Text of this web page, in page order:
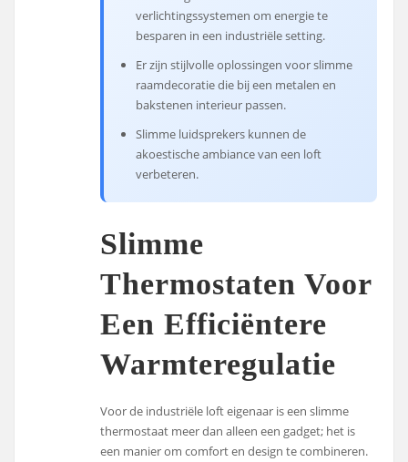
verlichtingssystemen om energie te
besparen in een industriële setting.
Er zijn stijlvolle oplossingen voor slimme
raamdecoratie die bij een metalen en
bakstenen interieur passen.
Slimme luidsprekers kunnen de
akoestische ambiance van een loft
verbeteren.
Slimme
Thermostaten Voor
Een Efficiëntere
Warmteregulatie
Voor de industriële loft eigenaar is een slimme
thermostaat meer dan alleen een gadget; het is
een manier om comfort en design te combineren.